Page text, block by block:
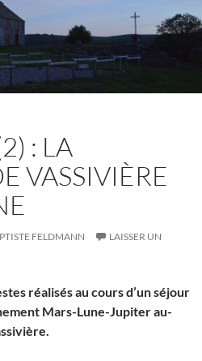
: LA
VASSIVIÈRE
FELDMANN
LAISSER UN
réalisés au cours d’un séjour
Mars-Lune-Jupiter au-